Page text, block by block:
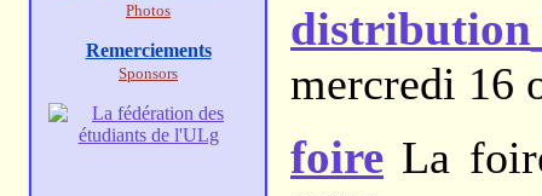
mercredi 16
foire La
Photos
Remerciements
Sponsors